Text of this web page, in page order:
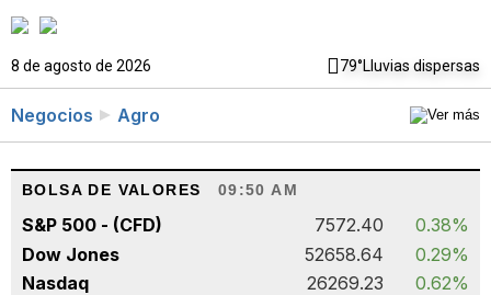
8 de agosto de 2026 79°Lluvias dispersas
Negocios Agro
BOLSA DE VALORES 09:50 AM
S&P 500 - (CFD) 7572.40
0.38%
Dow Jones
52658.64
0.29%
Nasdaq
26269.23 0.62%